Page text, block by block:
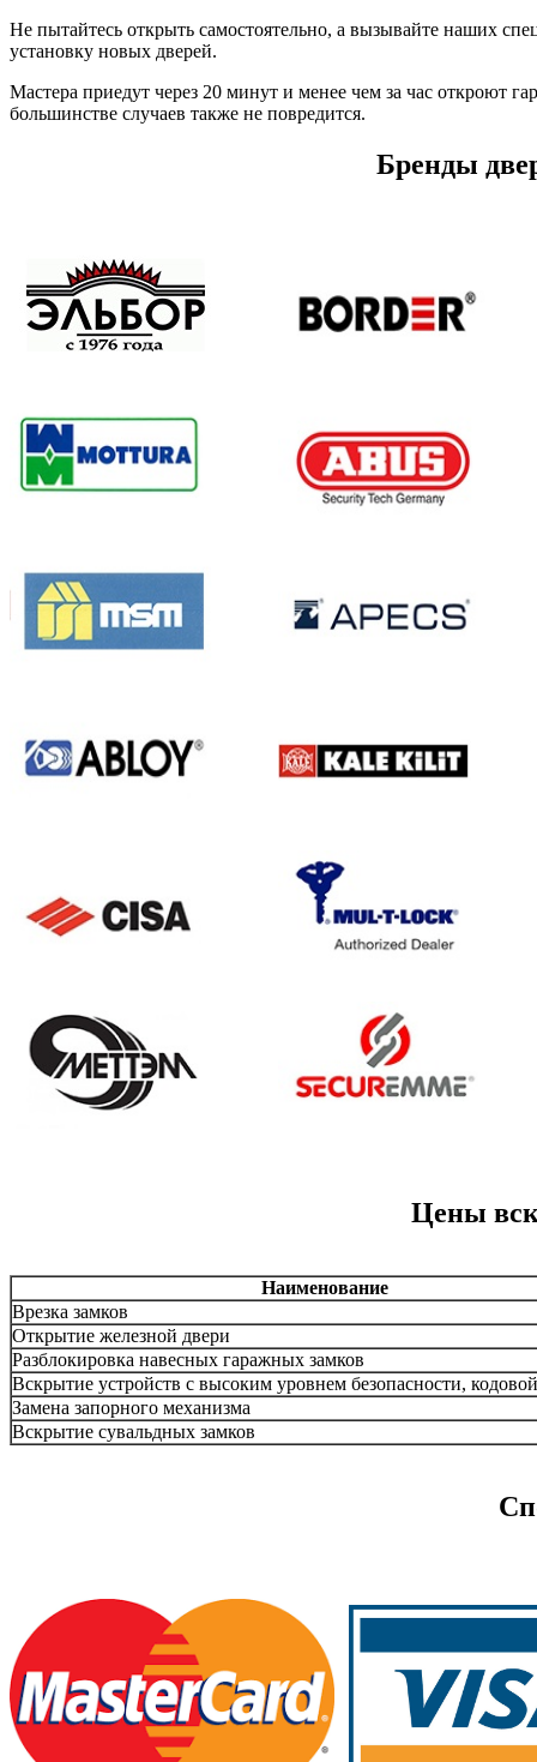
Не пытайтесь открыть самостоятельно, а вызывайте наших
установку новых дверей.
Мастера приедут через 20 минут и менее чем за час откроют
большинстве случаев также не повредится.
Бренды
Цены
Наименование
Врезка замков
Открытие железной двери
Разблокировка навесных гаражных замков
Вскрытие устройств с высоким уровнем безопасности,
Замена запорного механизма
Вскрытие сувальдных замков